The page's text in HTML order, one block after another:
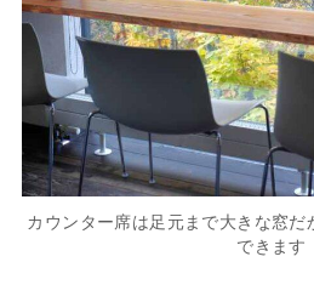
カウンター席は足元まで大きな窓
できます